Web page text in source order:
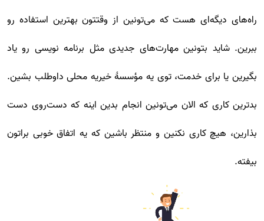
راه‌های دیگه‌ای هست که می‌تونین از وقتتون بهترین استفاده رو
ببرین. شاید بتونین مهارت‌های جدیدی مثل برنامه نویسی رو یاد
بگیرین یا برای خدمت، توی یه مؤسسۀ خیریه محلی داوطلب بشین.
بدترین کاری که الان می‌تونین انجام بدین اینه که دست‌روی دست
بذارین، هیچ کاری نکنین و منتظر باشین که یه اتفاق خوبی براتون
بیفته.